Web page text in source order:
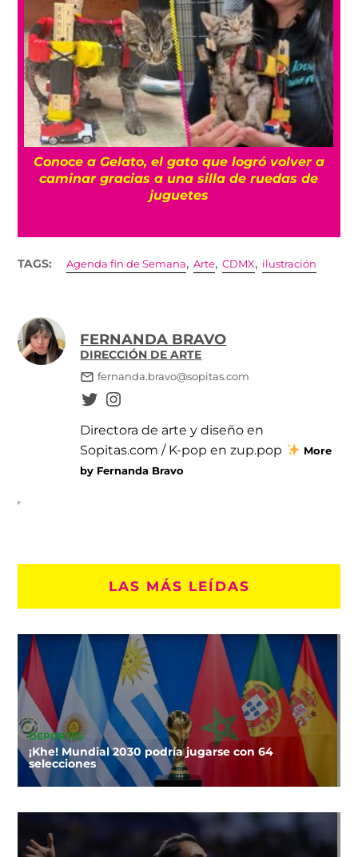
Conoce a Gelato, el gato que logró volver a
caminar gracias a una silla de ruedas de
juguetes
TAGS: Agenda fin de Semana,Arte,CDMX, ilustración
FERNANDA BRAVO
DIRECCIÓN DE ARTE
fernanda.bravo@sopitas.com
Directora de arte y diseño en
Sopitas.com / K-pop en zup.pop
More
by Fernanda Bravo
LAS MÁS LEÍDAS
DEPORTES
¡Khe! Mundial 2030 podría jugarse con 64
selecciones